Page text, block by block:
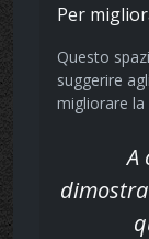
Per
Questo
suggerire
migliorare
A